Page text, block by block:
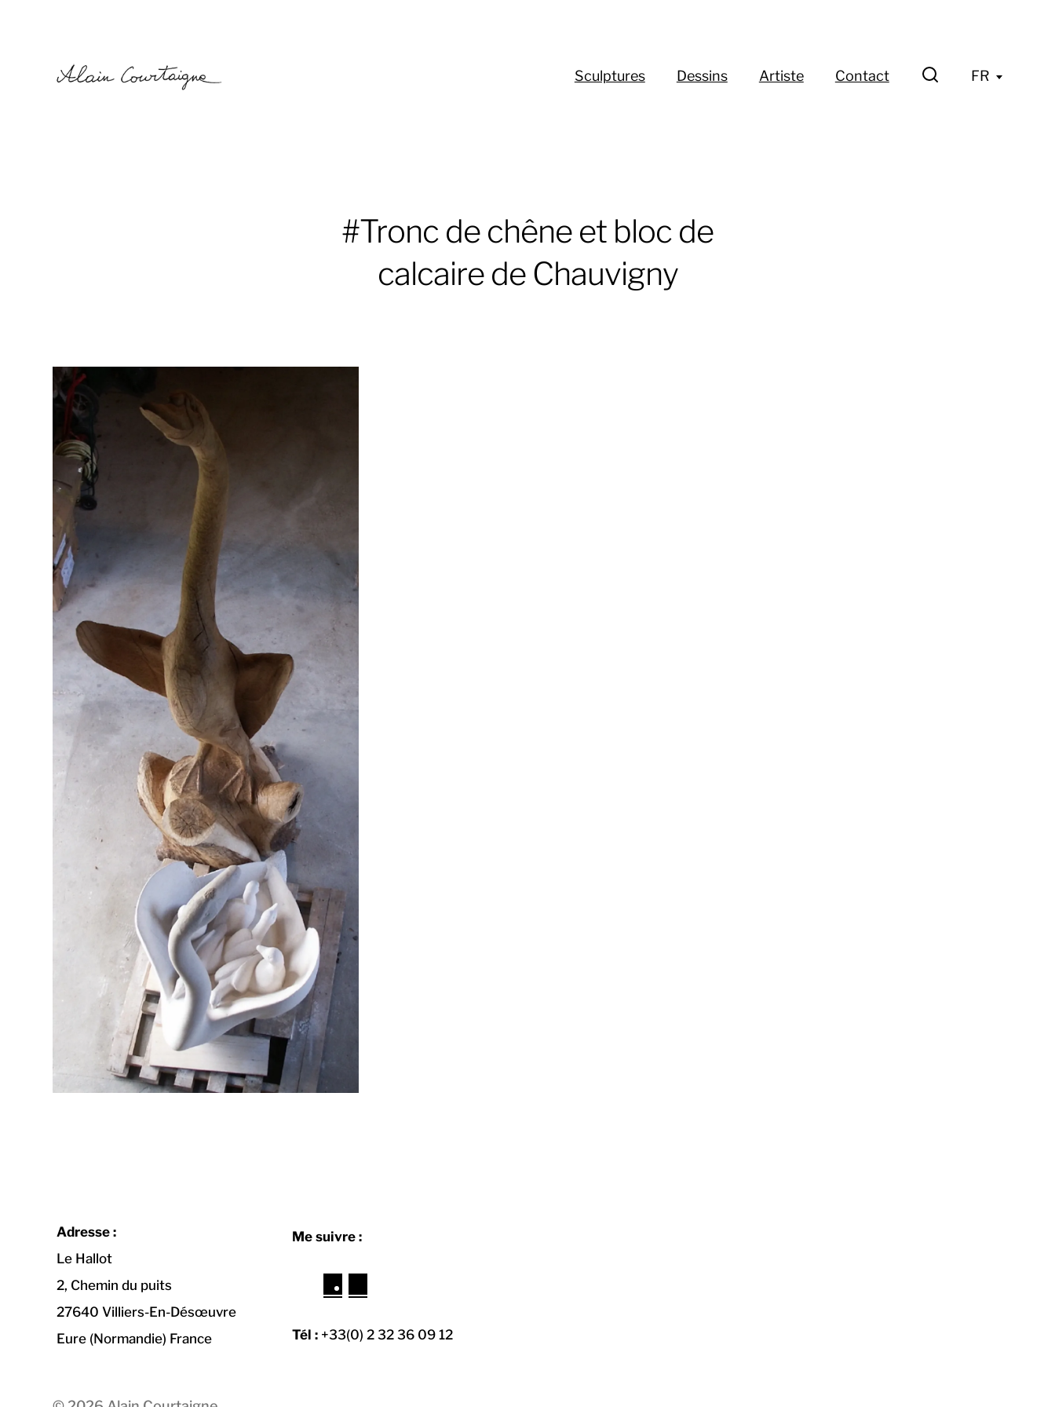
Sculptures Dessins Artiste Contact FR
#Tronc de chêne et bloc de
calcaire de Chauvigny
Adresse :
Le Hallot
2, Chemin du puits
27640 Villiers-En-Désœuvre
Eure (Normandie) France
Me suivre :
Tél : +33(0) 2 32 36 09 12